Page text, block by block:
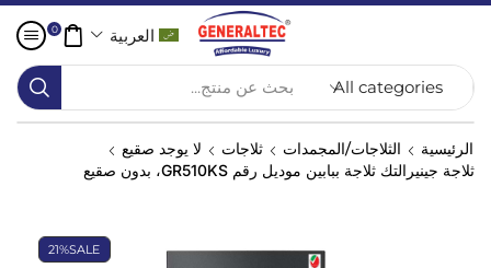
بحث عن منتج...
العربية 0
الرئيسية الثلاجات/المجمدات ثلاجات لا يوجد صقيع
ثلاجة جينيرالتك ثلاجة ببابين موديل رقم GR510KS، بدون صقيع
SALE
21%